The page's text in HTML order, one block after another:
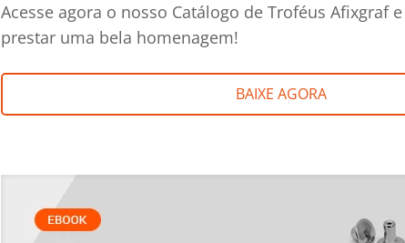
Acesse agora o nosso Catálogo de Troféus Afixgraf
prestar uma bela homenagem!
BAIXE AGORA